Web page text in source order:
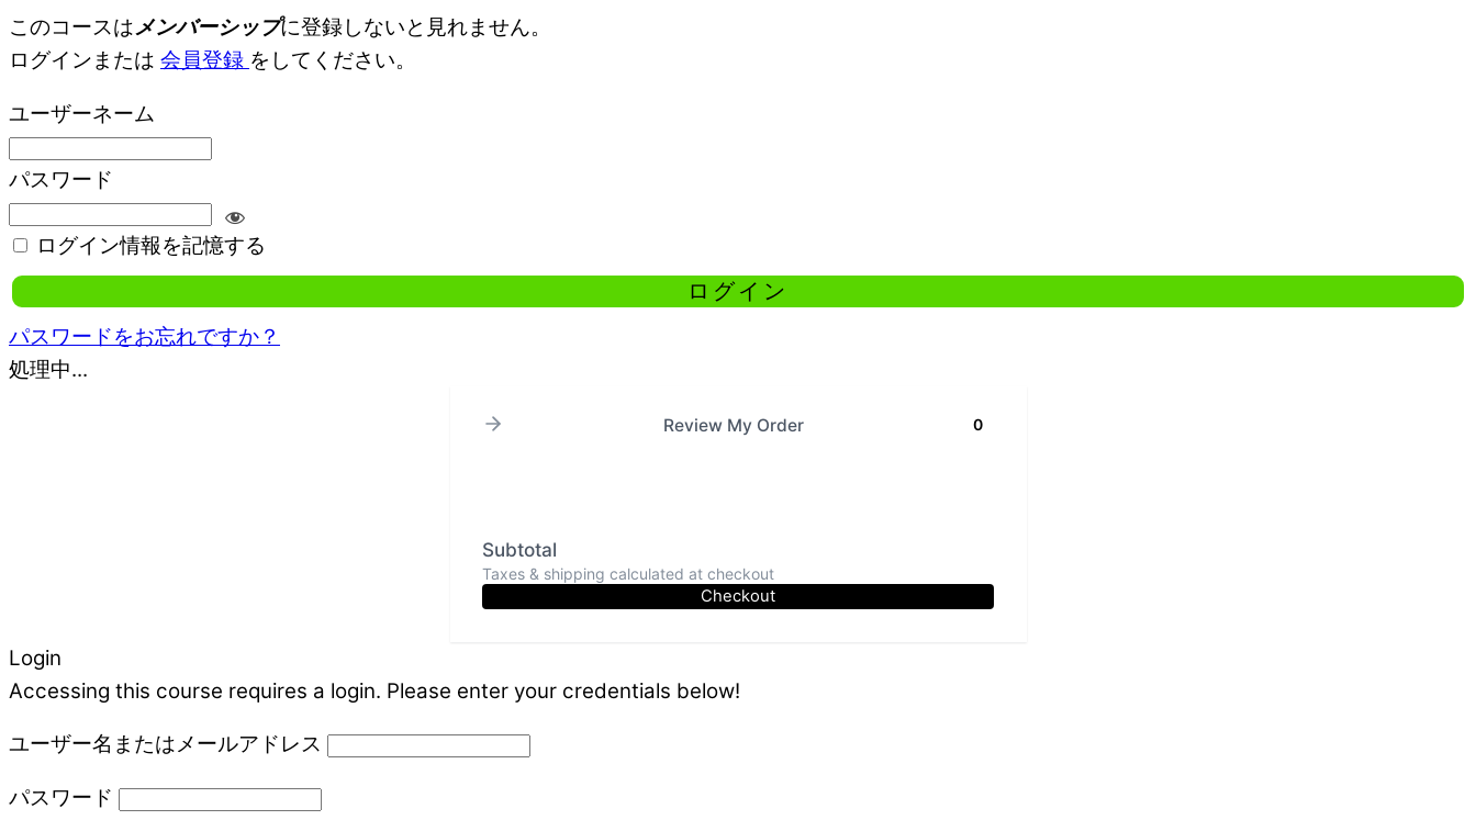
このコースはメンバーシップに登録しないと見れません。
ログインまたは 会員登録 をしてください。
ユーザーネーム
パスワード
ログイン情報を記憶する
パスワードをお忘れですか？
処理中...
Review My Order 0
Subtotal
Taxes & shipping calculated at checkout
Checkout
Login
Accessing this course requires a login. Please enter your credentials below!
ユーザー名またはメールアドレス
パスワード